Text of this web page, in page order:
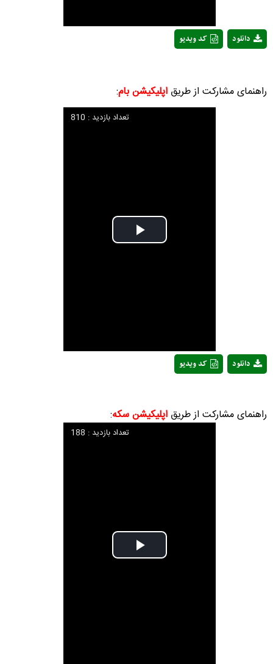
کد ویدیو دانلود
راهنمای مشارکت از طریق اپلیکیشن بام:
Play
تعداد بازدید : 810
کد ویدیو دانلود
راهنمای مشارکت از طریق اپلیکیشن سکه:
Play
تعداد بازدید : 188